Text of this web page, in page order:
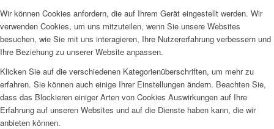
Wir können Cookies anfordern, die auf Ihrem Gerät eingestellt werden. Wir
verwenden Cookies, um uns mitzuteilen, wenn Sie unsere Websites
besuchen, wie Sie mit uns interagieren, Ihre Nutzererfahrung verbessern und
Ihre Beziehung zu unserer Website anpassen.
Klicken Sie auf die verschiedenen Kategorienüberschriften, um mehr zu
erfahren. Sie können auch einige Ihrer Einstellungen ändern. Beachten Sie,
dass das Blockieren einiger Arten von Cookies Auswirkungen auf Ihre
Erfahrung auf unseren Websites und auf die Dienste haben kann, die wir
anbieten können.